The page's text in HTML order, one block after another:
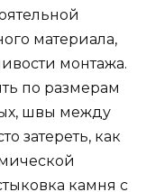
материала,
монтажа.
по размерам
швы между
затереть, как
камня с